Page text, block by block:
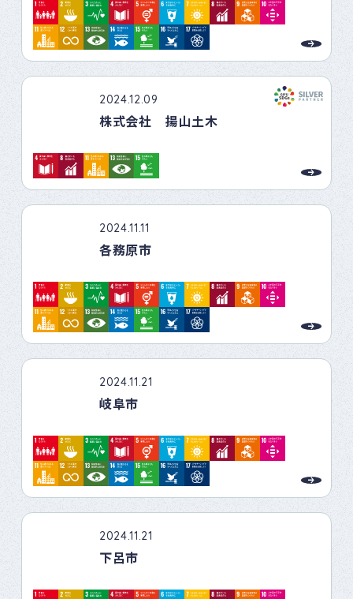
2024.12.09
株式会社 揚山土木
2024.11.11
各務原市
2024.11.21
岐阜市
2024.11.21
下呂市